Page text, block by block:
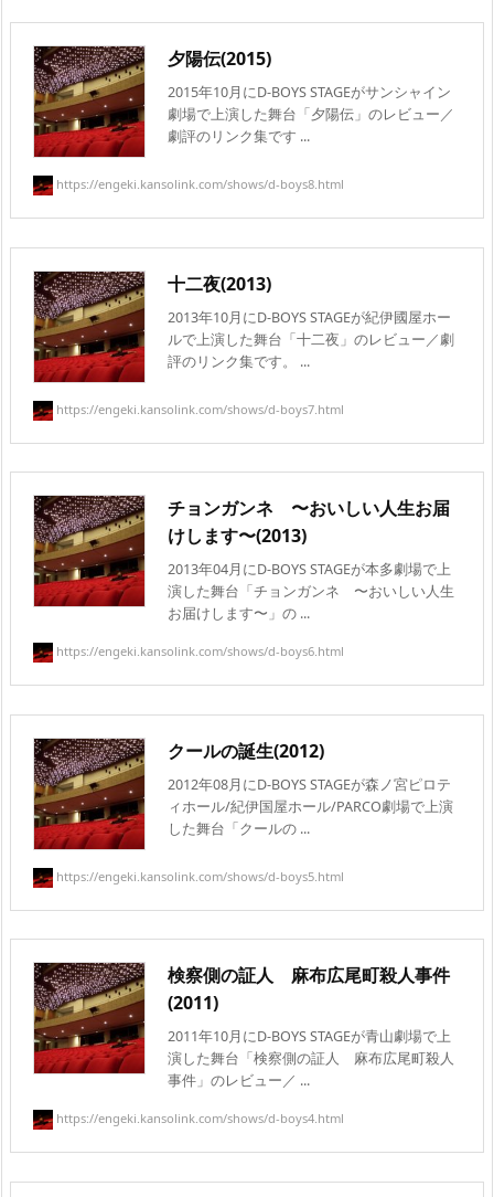
夕陽伝(2015)
2015年10月にD-BOYS STAGEがサンシャイン
劇場で上演した舞台「夕陽伝」のレビュー／
劇評のリンク集です ...
https://engeki.kansolink.com/shows/d-boys8.html
十二夜(2013)
2013年10月にD-BOYS STAGEが紀伊國屋ホー
ルで上演した舞台「十二夜」のレビュー／劇
評のリンク集です。 ...
https://engeki.kansolink.com/shows/d-boys7.html
チョンガンネ 〜おいしい人生お届
けします〜(2013)
2013年04月にD-BOYS STAGEが本多劇場で上
演した舞台「チョンガンネ 〜おいしい人生
お届けします〜」の ...
https://engeki.kansolink.com/shows/d-boys6.html
クールの誕生(2012)
2012年08月にD-BOYS STAGEが森ノ宮ピロテ
ィホール/紀伊国屋ホール/PARCO劇場で上演
した舞台「クールの ...
https://engeki.kansolink.com/shows/d-boys5.html
検察側の証人 麻布広尾町殺人事件
(2011)
2011年10月にD-BOYS STAGEが青山劇場で上
演した舞台「検察側の証人 麻布広尾町殺人
事件」のレビュー／ ...
https://engeki.kansolink.com/shows/d-boys4.html